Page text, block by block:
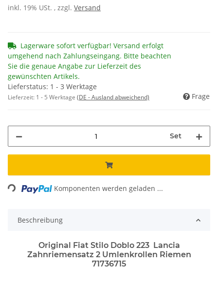
inkl. 19% USt. , zzgl. Versand
Lagerware sofort verfügbar! Versand erfolgt
umgehend nach Zahlungseingang. Bitte beachten
Sie die genaue Angabe zur Lieferzeit des
gewünschten Artikels.
Lieferstatus: 1 - 3 Werktage
Lieferzeit: 1 - 5 Werktage (DE - Ausland abweichend) Frage
Set
Komponenten werden geladen ...
Beschreibung
Original Fiat Stilo Doblo 223 Lancia
Zahnriemensatz 2 Umlenkrollen Riemen
71736715